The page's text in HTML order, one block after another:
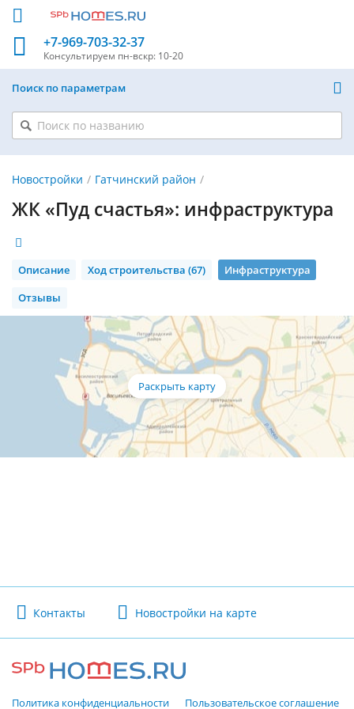
+7-969-703-32-37
Консультируем пн-вскр: 10-20
Поиск по параметрам
Новостройки Гатчинский район
ЖК «Пуд счастья»: инфраструктура
Описание Ход строительства (67)
Инфраструктура
Отзывы
Контакты Новостройки на карте
Политика конфиденциальности Пользовательское соглашение